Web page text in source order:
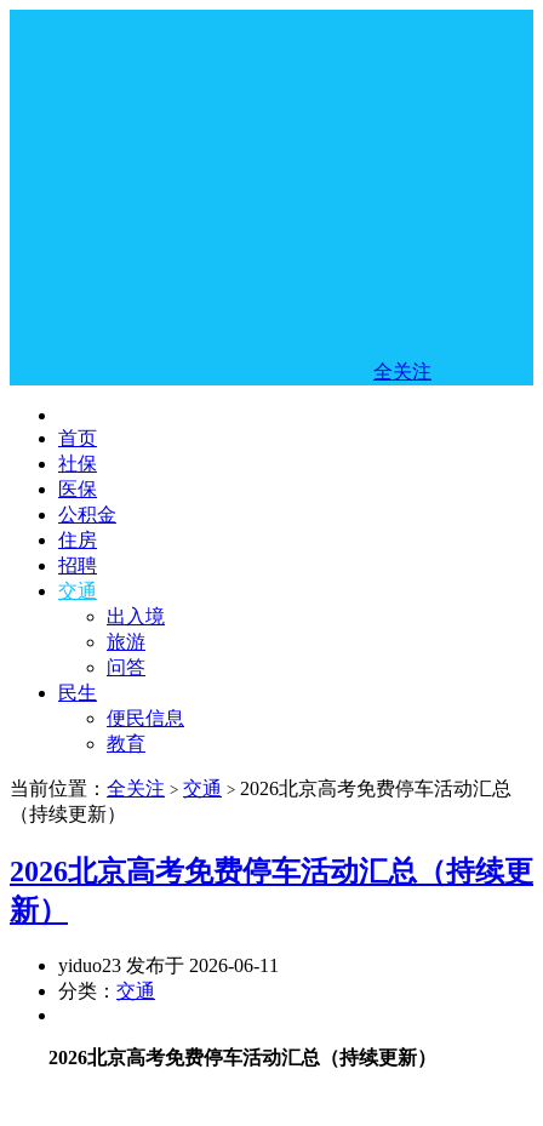
全关注
首页
社保
医保
公积金
住房
招聘
交通
出入境
旅游
问答
民生
便民信息
教育
当前位置： 全关注 > 交通 > 2026北京高考免费停车活动汇总
（持续更新）
2026北京高考免费停车活动汇总（持续更
新）
yiduo23 发布于 2026-06-11
分类： 交通
2026北京高考免费停车活动汇总（持续更新）